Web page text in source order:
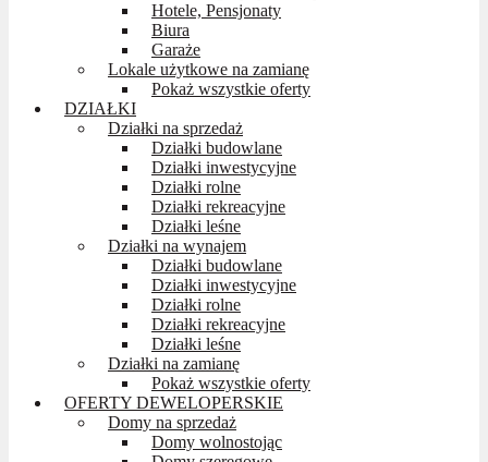
Hotele, Pensjonaty
Biura
Garaże
Lokale użytkowe na zamianę
Pokaż wszystkie oferty
DZIAŁKI
Działki na sprzedaż
Działki budowlane
Działki inwestycyjne
Działki rolne
Działki rekreacyjne
Działki leśne
Działki na wynajem
Działki budowlane
Działki inwestycyjne
Działki rolne
Działki rekreacyjne
Działki leśne
Działki na zamianę
Pokaż wszystkie oferty
OFERTY DEWELOPERSKIE
Domy na sprzedaż
Domy wolnostojąc